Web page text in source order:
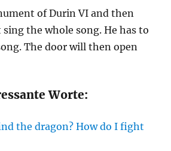
of Durin VI and then
the whole song. He has to
The door will then open
Worte:
the dragon? How do I fight